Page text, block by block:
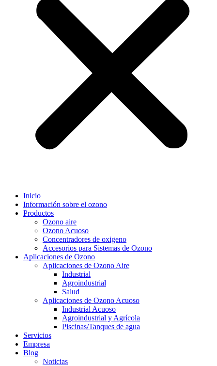
Inicio
Información sobre el ozono
Productos
Ozono aire
Ozono Acuoso
Concentradores de oxigeno
Accesorios para Sistemas de Ozono
Aplicaciones de Ozono
Aplicaciones de Ozono Aire
Industrial
Agroindustrial
Salud
Aplicaciones de Ozono Acuoso
Industrial Acuoso
Agroindustrial y Agrícola
Piscinas/Tanques de agua
Servicios
Empresa
Blog
Noticias